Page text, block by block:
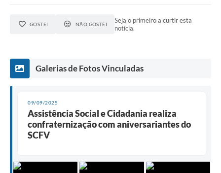
GOSTEI NÃO GOSTEI
Seja o primeiro a curtir esta
notícia.
Galerias de Fotos Vinculadas
09/09/2025
Assistência Social e Cidadania realiza
confraternização com aniversariantes do
SCFV